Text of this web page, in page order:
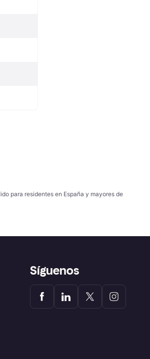
para residentes en España y mayores de
Síguenos